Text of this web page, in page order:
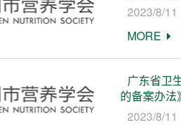
2023/8/11
MORE
广东省卫
的备案办法
2023/8/11